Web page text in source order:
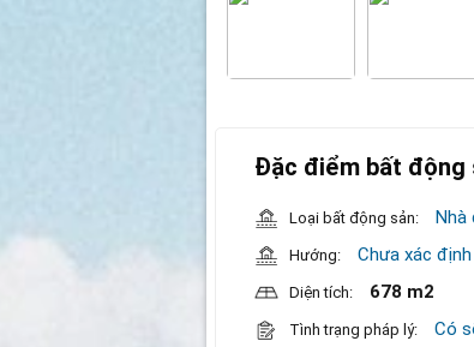
Đặc điểm bất động
Loại bất động sản: Nhà
Hướng: Chưa xác định
Diện tích: 678 m2
Tình trạng pháp lý: Có